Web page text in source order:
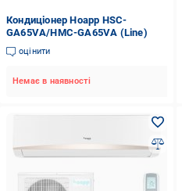
Кондиціонер Hoapp HSC-
GA65VA/HMC-GA65VA (Line)
оцінити
Немає в наявності